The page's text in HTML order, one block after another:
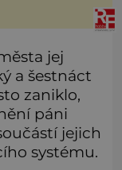
planetu
železná opona a
jej
a šestnáct
zaniklo,
páni
jejich
systému.